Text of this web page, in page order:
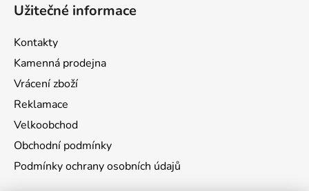
Užitečné informace
Kontakty
Kamenná prodejna
Vrácení zboží
Reklamace
Velkoobchod
Obchodní podmínky
Podmínky ochrany osobních údajů